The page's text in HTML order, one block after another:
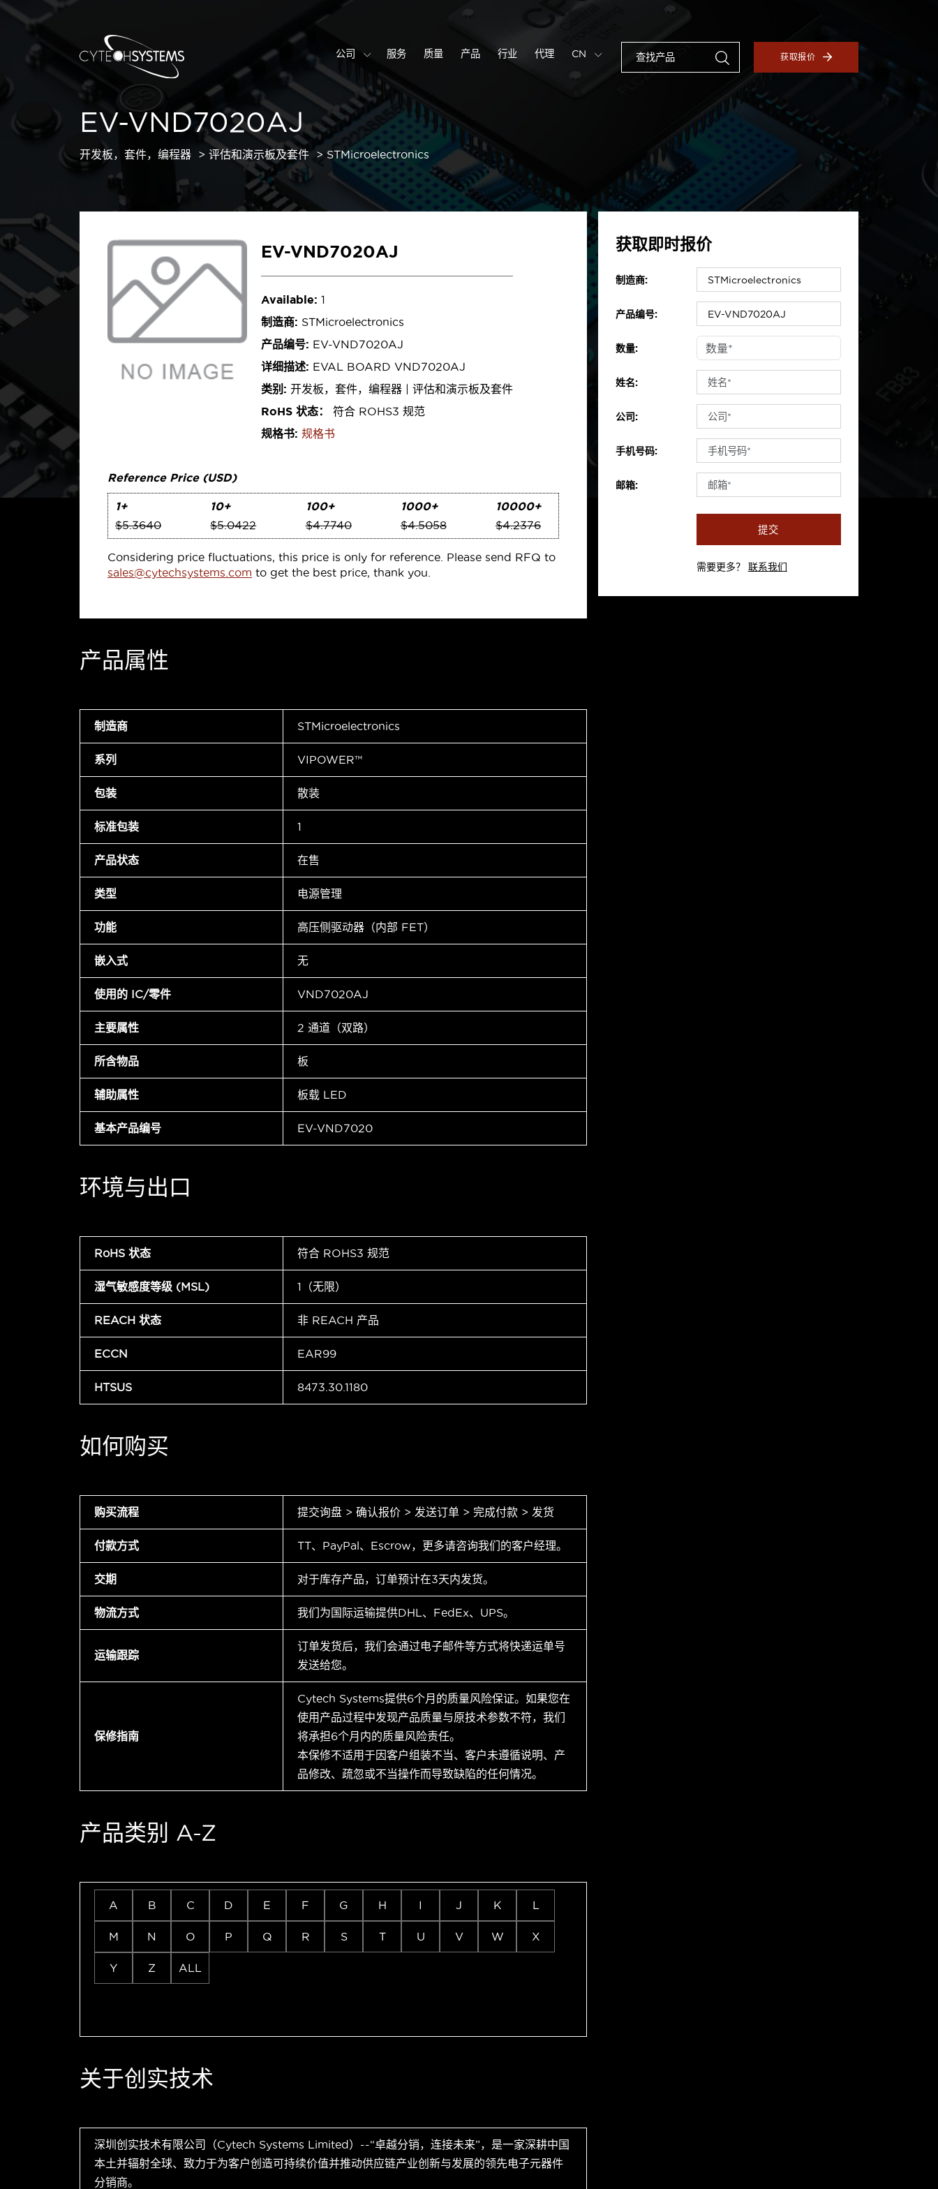
公司 服务 质量 产品 行业 代理 CN 获取报价
EV-VND7020AJ
开发板，套件，编程器 评估和演示板及套件 STMicroelectronics
EV-VND7020AJ
Available: 1
制造商: STMicroelectronics
产品编号: EV-VND7020AJ
详细描述: EVAL BOARD VND7020AJ
类别: 开发板，套件，编程器 | 评估和演示板及套件
RoHS 状态：
符合 ROHS3 规范
规格书: 规格书
Reference Price (USD)
1+
$5.3640
10+
$5.0422
100+
$4.7740
1000+
$4.5058
10000+
$4.2376
Considering price fluctuations, this price is only for reference. Please send RFQ to
sales@cytechsystems.com to get the best price, thank you.
产品属性
制造商 STMicroelectronics
系列 VIPOWER™
包装 散装
标准包装 1
产品状态 在售
类型 电源管理
功能 高压侧驱动器（内部 FET）
嵌入式 无
使用的 IC/零件 VND7020AJ
主要属性 2 通道（双路）
所含物品 板
辅助属性 板载 LED
基本产品编号 EV-VND7020
环境与出口
RoHS 状态 符合 ROHS3 规范
湿气敏感度等级 (MSL) 1（无限）
REACH 状态 非 REACH 产品
ECCN EAR99
HTSUS 8473.30.1180
如何购买
购买流程 提交询盘 > 确认报价 > 发送订单 > 完成付款 > 发货
付款方式 TT、PayPal、Escrow，更多请咨询我们的客户经理。
交期 对于库存产品，订单预计在3天内发货。
物流方式 我们为国际运输提供DHL、FedEx、UPS。
运输跟踪
订单发货后，我们会通过电子邮件等方式将快递运单号
发送给您。
保修指南
Cytech Systems提供6个月的质量风险保证。如果您在
使用产品过程中发现产品质量与原技术参数不符，我们
将承担6个月内的质量风险责任。
本保修不适用于因客户组装不当、客户未遵循说明、产
品修改、疏忽或不当操作而导致缺陷的任何情况。
产品类别 A-Z
A B C D E F G H I J K L
M N O P Q R S T U V W X
Y Z ALL
关于创实技术
深圳创实技术有限公司（Cytech Systems Limited）--“卓越分销，连接未来”，是一家深耕中国
本土并辐射全球、致力于为客户创造可持续价值并推动供应链产业创新与发展的领先电子元器件
分销商。
获取即时报价
制造商:
产品编号:
数量:
姓名:
公司:
手机号码:
邮箱:
提交
需要更多？ 联系我们